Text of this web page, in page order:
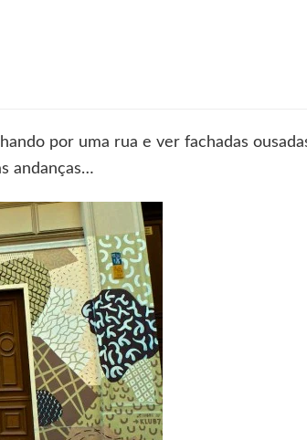
por uma rua e ver fachadas
andanças…